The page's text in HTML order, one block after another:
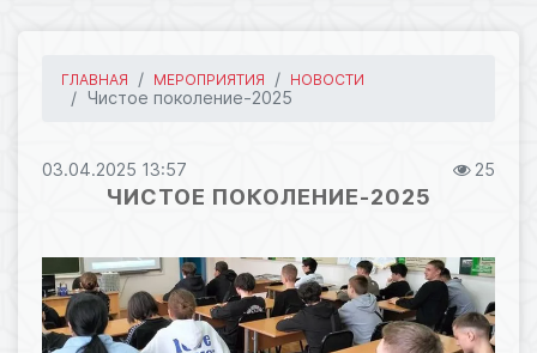
ГЛАВНАЯ МЕРОПРИЯТИЯ НОВОСТИ
Чистое поколение-2025
03.04.2025 13:57 25
ЧИСТОЕ ПОКОЛЕНИЕ-2025